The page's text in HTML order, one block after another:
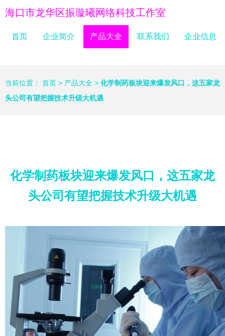
海口市龙华区振璇曦网络科技工作室
首页 企业简介 产品大全 联系我们 企业信息
当前位置： 首页 > 产品大全 > 化学制药板块迎来爆发风口，这五家龙
头公司有望把握技术升级大机遇
化学制药板块迎来爆发风口，这五家龙
头公司有望把握技术升级大机遇